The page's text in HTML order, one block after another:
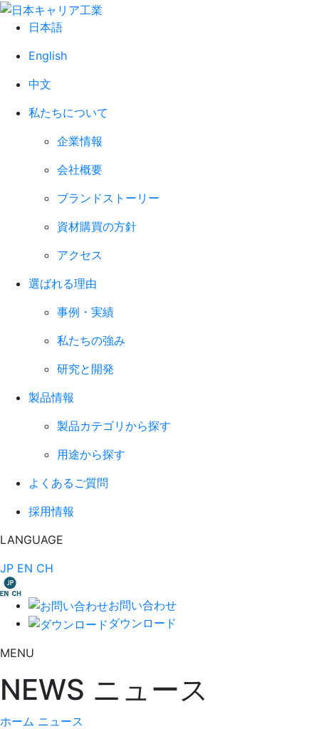
日本語
English
中文
私たちについて
企業情報
会社概要
ブランドストーリー
資材購買の方針
アクセス
選ばれる理由
事例・実績
私たちの強み
研究と開発
製品情報
製品カテゴリから探す
用途から探す
よくあるご質問
採用情報
LANGUAGE
JP EN CH
お問い合わせ
ダウンロード
MENU
NEWS ニュース
ホーム ニュース